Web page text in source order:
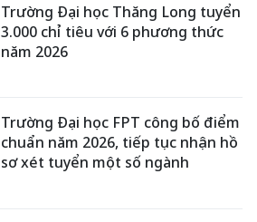
Trường Đại học Thăng Long tuyển
3.000 chỉ tiêu với 6 phương thức
năm 2026
Trường Đại học FPT công bố điểm
chuẩn năm 2026, tiếp tục nhận hồ
sơ xét tuyển một số ngành